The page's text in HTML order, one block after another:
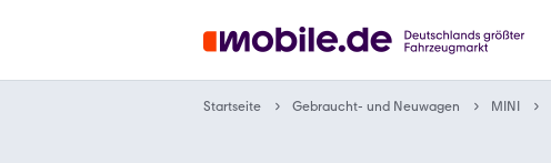
Startseite Gebraucht- und Neuwagen MINI